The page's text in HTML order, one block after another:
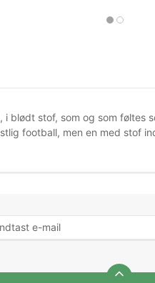
i blødt stof, som og som føltes
football, men en med stof